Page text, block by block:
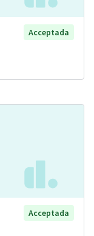
Acceptada
Acceptada